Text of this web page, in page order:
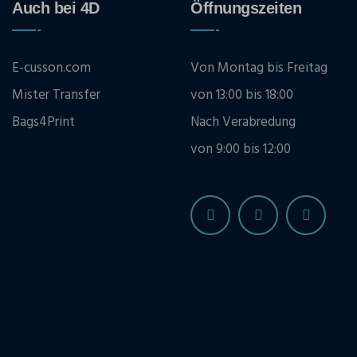
Auch bei 4D
E-cusson.com
Mister Transfer
Bags4Print
Öffnungszeiten
Von Montag bis Freitag
von 13:00 bis 18:00
Nach Verabredung
von 9:00 bis 12:00